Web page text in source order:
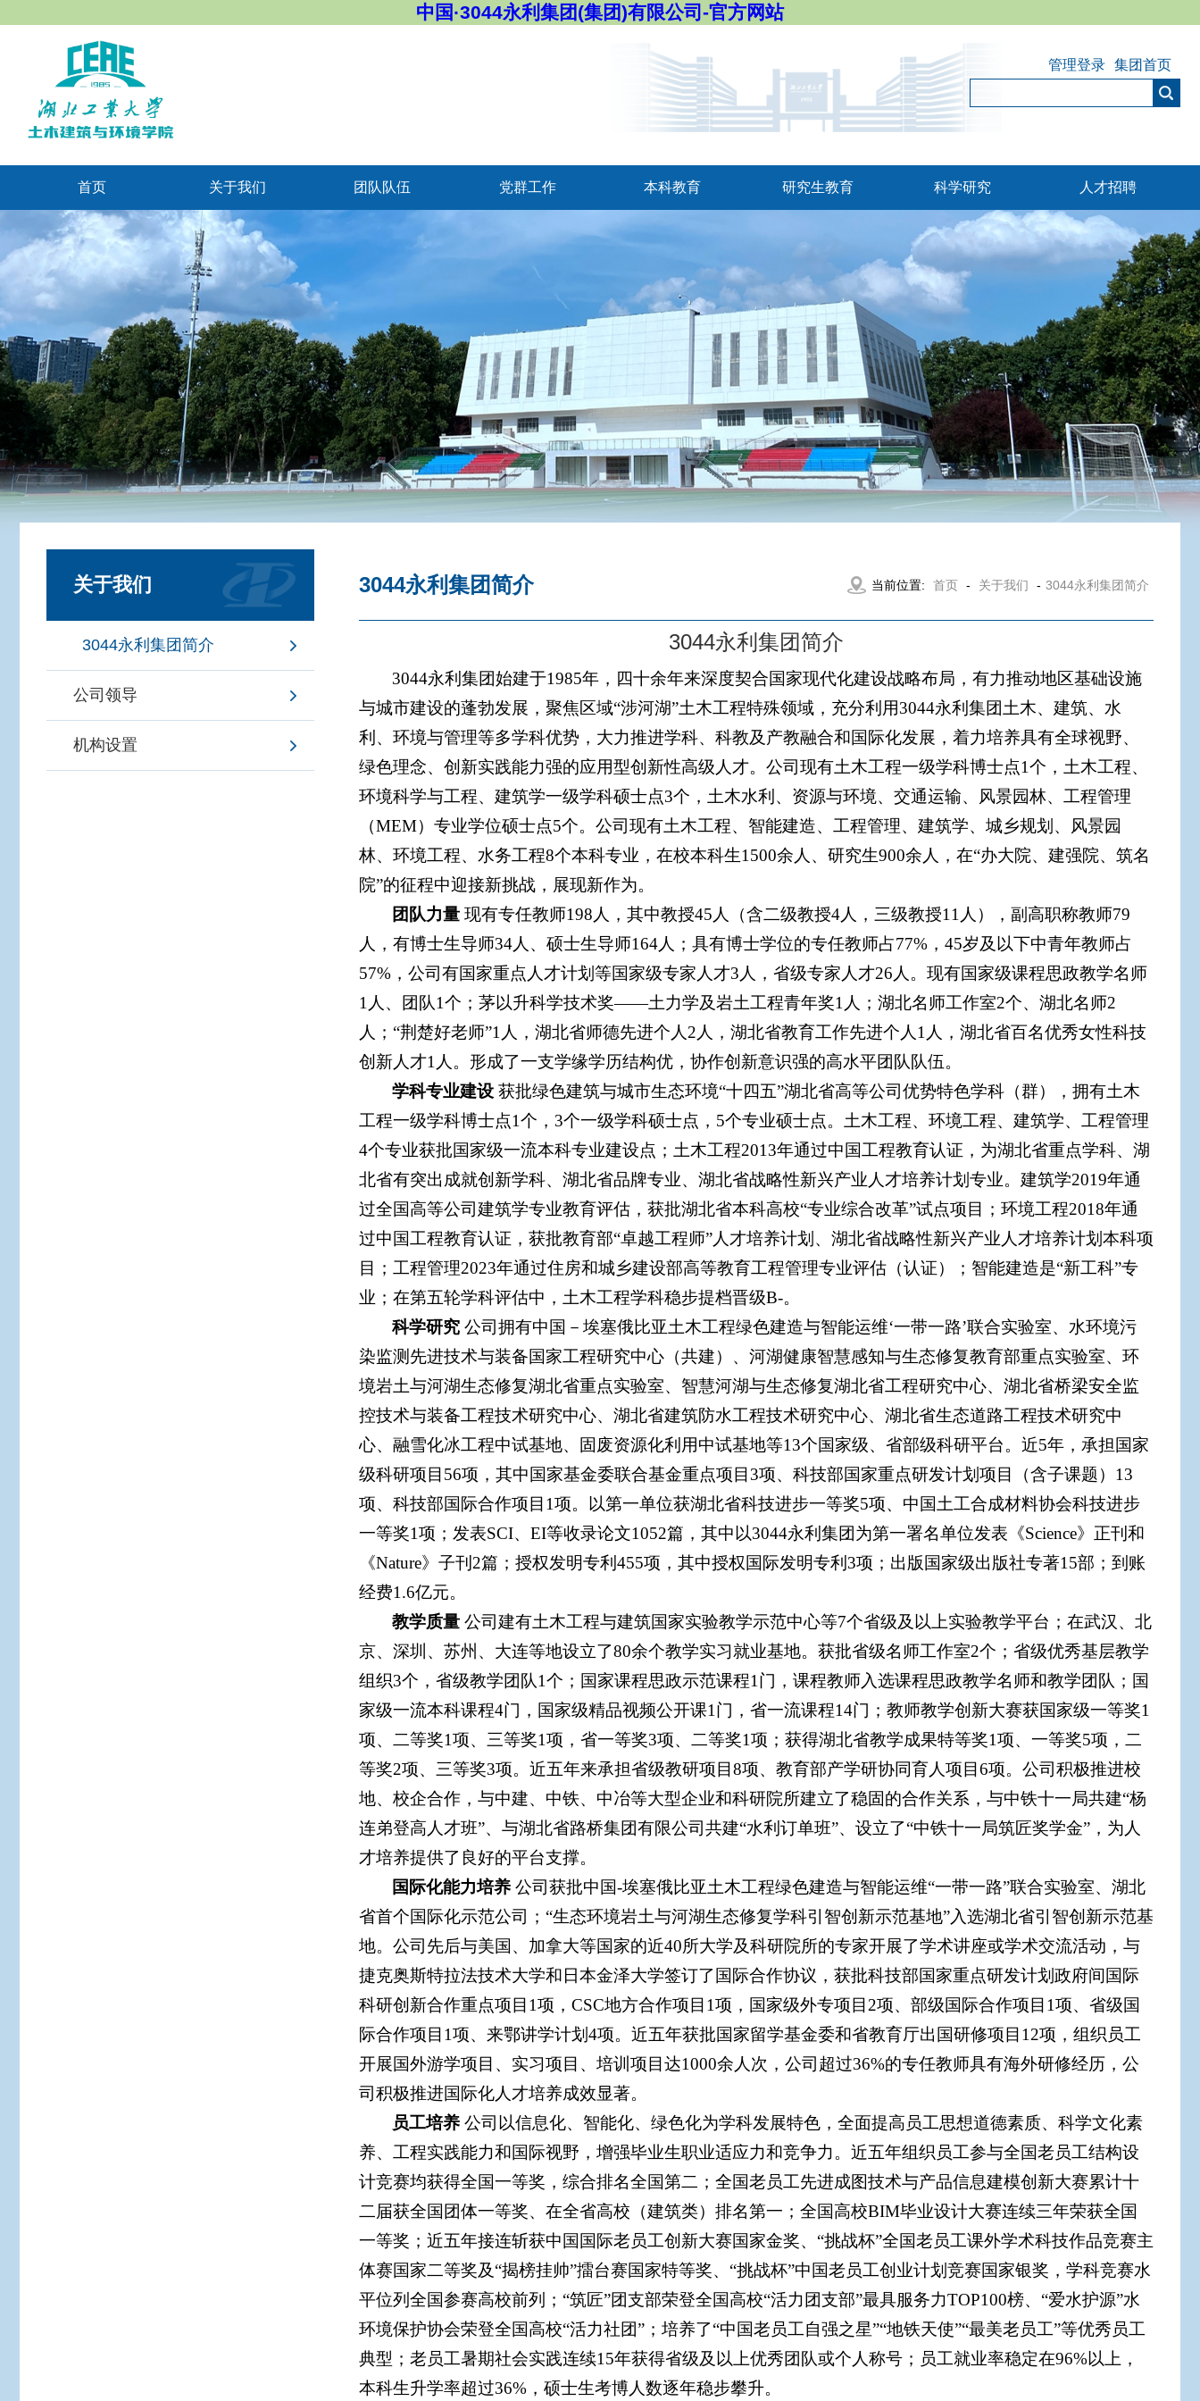
中国·3044永利集团(集团)有限公司-官方网站
集团首页
管理登录
首页 关于我们 团队队伍 党群工作 本科教育 研究生教育 科学研究 人才招聘
关于我们
​3044永利集团简介
公司领导
机构设置
​3044永利集团简介 当前位置: 首页 - 关于我们 - ​3044永利集团简介
​3044永利集团简介
3044永利集团始建于1985年，四十余年来深度契合国家现代化建设战略布局，有力推动地区基础设施
与城市建设的蓬勃发展，聚焦区域“涉河湖”土木工程特殊领域，充分利用3044永利集团土木、建筑、水
利、环境与管理等多学科优势，大力推进学科、科教及产教融合和国际化发展，着力培养具有全球视野、
绿色理念、创新实践能力强的应用型创新性高级人才。公司现有土木工程一级学科博士点1个，土木工程、
环境科学与工程、建筑学一级学科硕士点3个，土木水利、资源与环境、交通运输、风景园林、工程管理
（MEM）专业学位硕士点5个。公司现有土木工程、智能建造、工程管理、建筑学、城乡规划、风景园
林、环境工程、水务工程8个本科专业，在校本科生1500余人、研究生900余人，在“办大院、建强院、筑名
院”的征程中迎接新挑战，展现新作为。
团队力量现有专任教师198人，其中教授45人（含二级教授4人，三级教授11人），副高职称教师79
人，有博士生导师34人、硕士生导师164人；具有博士学位的专任教师占77%，45岁及以下中青年教师占
57%，公司有国家重点人才计划等国家级专家人才3人，省级专家人才26人。现有国家级课程思政教学名师
1人、团队1个；茅以升科学技术奖——土力学及岩土工程青年奖1人；湖北名师工作室2个、湖北名师2
人；“荆楚好老师”1人，湖北省师德先进个人2人，湖北省教育工作先进个人1人，湖北省百名优秀女性科技
创新人才1人。形成了一支学缘学历结构优，协作创新意识强的高水平团队队伍。
学科专业建设获批绿色建筑与城市生态环境“十四五”湖北省高等公司优势特色学科（群），拥有土木
工程一级学科博士点1个，3个一级学科硕士点，5个专业硕士点。土木工程、环境工程、建筑学、工程管理
4个专业获批国家级一流本科专业建设点；土木工程2013年通过中国工程教育认证，为湖北省重点学科、湖
北省有突出成就创新学科、湖北省品牌专业、湖北省战略性新兴产业人才培养计划专业。建筑学2019年通
过全国高等公司建筑学专业教育评估，获批湖北省本科高校“专业综合改革”试点项目；环境工程2018年通
过中国工程教育认证，获批教育部“卓越工程师”人才培养计划、湖北省战略性新兴产业人才培养计划本科项
目；工程管理2023年通过住房和城乡建设部高等教育工程管理专业评估（认证）；智能建造是“新工科”专
业；在第五轮学科评估中，土木工程学科稳步提档晋级B-。
科学研究公司拥有中国－埃塞俄比亚土木工程绿色建造与智能运维‘一带一路’联合实验室、水环境污
染监测先进技术与装备国家工程研究中心 （共建）、河湖健康智慧感知与生态修复教育部重点实验室、环
境岩土与河湖生态修复湖北省重点实验室、智慧河湖与生态修复湖北省工程研究中心、湖北省桥梁安全监
控技术与装备工程技术研究中心、湖北省建筑防水工程技术研究中心、湖北省生态道路工程技术研究中
心、融雪化冰工程中试基地、固废资源化利用中试基地等13个国家级、省部级科研平台。近5年，承担国家
级科研项目56项，其中国家基金委联合基金重点项目3项、科技部国家重点研发计划项目（含子课题）13
项、科技部国际合作项目1项。以第一单位获湖北省科技进步一等奖5项、中国土工合成材料协会科技进步
一等奖1项；发表SCI、EI等收录论文1052篇，其中以3044永利集团为第一署名单位发表《Science》正刊和
《Nature》子刊2篇；授权发明专利455项，其中授权国际发明专利3项；出版国家级出版社专著15部；到账
经费1.6亿元。
教学质量公司建有土木工程与建筑国家实验教学示范中心等7个省级及以上实验教学平台；在武汉、北
京、深圳、苏州、大连等地设立了80余个教学实习就业基地。获批省级名师工作室2个；省级优秀基层教学
组织3个，省级教学团队1个；国家课程思政示范课程1门，课程教师入选课程思政教学名师和教学团队；国
家级一流本科课程4门，国家级精品视频公开课1门，省一流课程14门；教师教学创新大赛获国家级一等奖1
项、二等奖1项、三等奖1项，省一等奖3项、二等奖1项；获得湖北省教学成果特等奖1项、一等奖5项，二
等奖2项、三等奖3项。近五年来承担省级教研项目8项、教育部产学研协同育人项目6项。公司积极推进校
地、校企合作，与中建、中铁、中冶等大型企业和科研院所建立了稳固的合作关系，与中铁十一局共建“杨
连弟登高人才班”、与湖北省路桥集团有限公司共建“水利订单班”、设立了“中铁十一局筑匠奖学金”，为人
才培养提供了良好的平台支撑。
国际化能力培养公司获批中国-埃塞俄比亚土木工程绿色建造与智能运维“一带一路”联合实验室、湖北
省首个国际化示范公司；“生态环境岩土与河湖生态修复学科引智创新示范基地”入选湖北省引智创新示范基
地。公司先后与美国、加拿大等国家的近40所大学及科研院所的专家开展了学术讲座或学术交流活动，与
捷克奥斯特拉法技术大学和日本金泽大学签订了国际合作协议，获批科技部国家重点研发计划政府间国际
科研创新合作重点项目1项，CSC地方合作项目1项，国家级外专项目2项、部级国际合作项目1项、省级国
际合作项目1项、来鄂讲学计划4项。近五年获批国家留学基金委和省教育厅出国研修项目12项，组织员工
开展国外游学项目、实习项目、培训项目达1000余人次，公司超过36%的专任教师具有海外研修经历，公
司积极推进国际化人才培养成效显著。
员工培养公司以信息化、智能化、绿色化为学科发展特色，全面提高员工思想道德素质、科学文化素
养、工程实践能力和国际视野，增强毕业生职业适应力和竞争力。近五年组织员工参与全国老员工结构设
计竞赛均获得全国一等奖，综合排名全国第二；全国老员工先进成图技术与产品信息建模创新大赛累计十
二届获全国团体一等奖、在全省高校（建筑类）排名第一；全国高校BIM毕业设计大赛连续三年荣获全国
一等奖；近五年接连斩获中国国际老员工创新大赛国家金奖、“挑战杯”全国老员工课外学术科技作品竞赛主
体赛国家二等奖及“揭榜挂帅”擂台赛国家特等奖、“挑战杯”中国老员工创业计划竞赛国家银奖，学科竞赛水
平位列全国参赛高校前列；“筑匠”团支部荣登全国高校“活力团支部”最具服务力TOP100榜、“爱水护源”水
环境保护协会荣登全国高校“活力社团”；培养了“中国老员工自强之星”“地铁天使”“最美老员工”等优秀员工
典型；老员工暑期社会实践连续15年获得省级及以上优秀团队或个人称号；员工就业率稳定在96%以上，
本科生升学率超过36%，硕士生考博人数逐年稳步攀升。